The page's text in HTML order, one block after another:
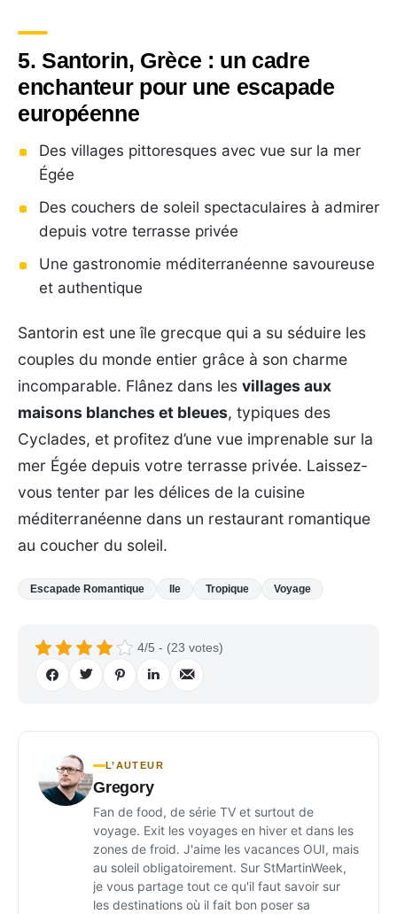
5. Santorin, Grèce : un cadre
enchanteur pour une escapade
européenne
Des villages pittoresques avec vue sur la mer
Égée
Des couchers de soleil spectaculaires à admirer
depuis votre terrasse privée
Une gastronomie méditerranéenne savoureuse
et authentique
Santorin est une île grecque qui a su séduire les
couples du monde entier grâce à son charme
incomparable. Flânez dans les villages aux
maisons blanches et bleues, typiques des
Cyclades, et profitez d’une vue imprenable sur la
mer Égée depuis votre terrasse privée. Laissez-
vous tenter par les délices de la cuisine
méditerranéenne dans un restaurant romantique
au coucher du soleil.
Escapade Romantique Ile Tropique Voyage
4/5 - (23 votes)
L’AUTEUR
Gregory
Fan de food, de série TV et surtout de
voyage. Exit les voyages en hiver et dans les
zones de froid. J'aime les vacances OUI, mais
au soleil obligatoirement. Sur StMartinWeek,
je vous partage tout ce qu'il faut savoir sur
les destinations où il fait bon poser sa